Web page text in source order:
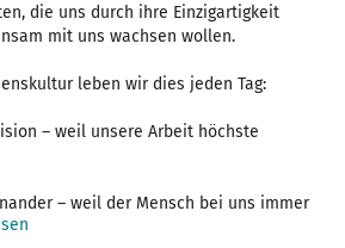
die uns durch ihre Einzigartigkeit
mit uns wachsen wollen.
leben wir dies jeden Tag:
– weil unsere Arbeit höchste
– weil der Mensch bei uns immer